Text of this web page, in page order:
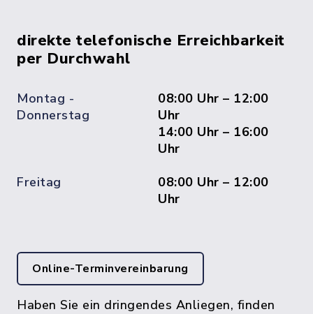
direkte telefonische Erreichbarkeit
per Durchwahl
Montag -
Donnerstag
08:00 Uhr – 12:00
Uhr
14:00 Uhr – 16:00
Uhr
Freitag
08:00 Uhr – 12:00
Uhr
Online-Terminvereinbarung
Haben Sie ein dringendes Anliegen, finden